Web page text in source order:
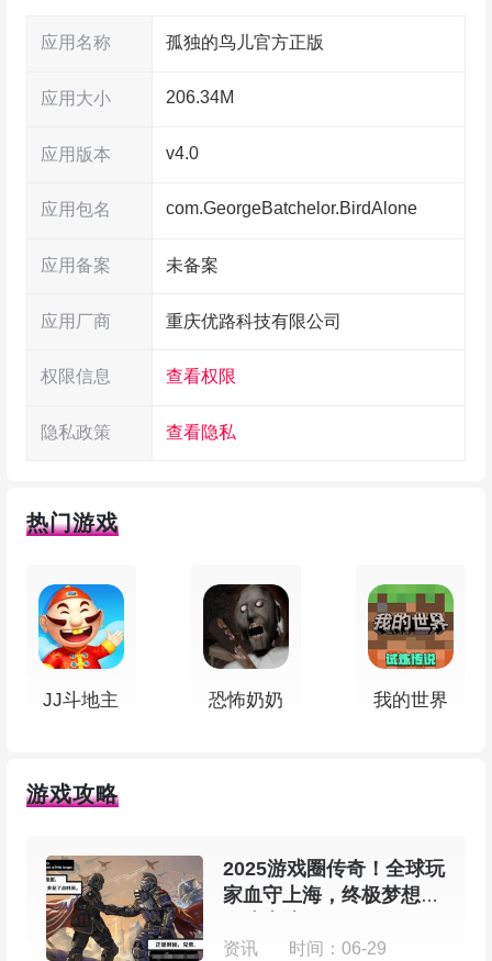
本会动的绘本。场景不是千篇一律，游戏里会有日
到一轮满月，这些小惊喜会不时冒出来，挺会戳中
人的。想不想和这只小鹦鹉一起生活、一起唠嗑、
受下那股温暖。
注意： 游戏里会涉及关于死亡的主题和探索。
应用名称 孤独的鸟儿官方正版
应用大小 206.34M
应用版本 v4.0
应用包名 com.GeorgeBatchelor.BirdAlone
应用备案 未备案
应用厂商 重庆优路科技有限公司
权限信息 查看权限
隐私政策 查看隐私
热门游戏
JJ斗地主 恐怖奶奶 我的世界
游戏攻略
2025游戏圈传奇！全球玩
家血守上海，终极梦想在
资讯 时间：06-29